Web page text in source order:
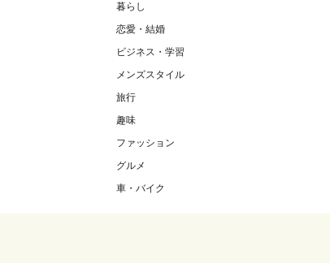
暮らし
恋愛・結婚
ビジネス・学習
メンズスタイル
旅行
趣味
ファッション
グルメ
車・バイク